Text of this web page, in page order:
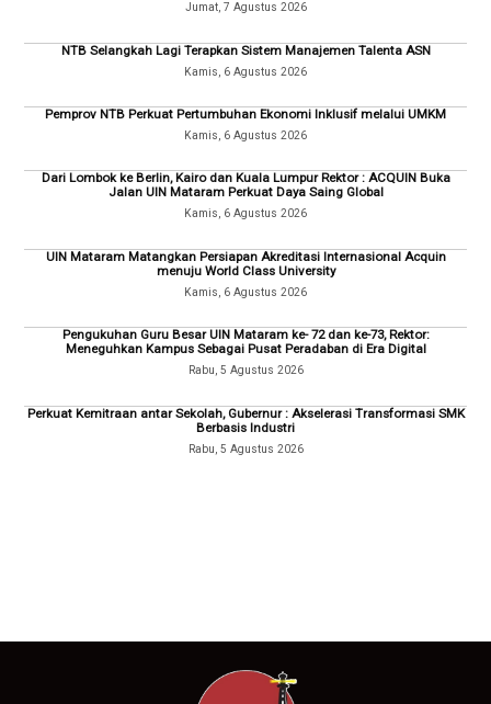
Jumat, 7 Agustus 2026
NTB Selangkah Lagi Terapkan Sistem Manajemen Talenta ASN
Kamis, 6 Agustus 2026
Pemprov NTB Perkuat Pertumbuhan Ekonomi Inklusif melalui UMKM
Kamis, 6 Agustus 2026
Dari Lombok ke Berlin, Kairo dan Kuala Lumpur Rektor : ACQUIN Buka
Jalan UIN Mataram Perkuat Daya Saing Global
Kamis, 6 Agustus 2026
UIN Mataram Matangkan Persiapan Akreditasi Internasional Acquin
menuju World Class University
Kamis, 6 Agustus 2026
Pengukuhan Guru Besar UIN Mataram ke- 72 dan ke-73, Rektor:
Meneguhkan Kampus Sebagai Pusat Peradaban di Era Digital
Rabu, 5 Agustus 2026
Perkuat Kemitraan antar Sekolah, Gubernur : Akselerasi Transformasi SMK
Berbasis Industri
Rabu, 5 Agustus 2026